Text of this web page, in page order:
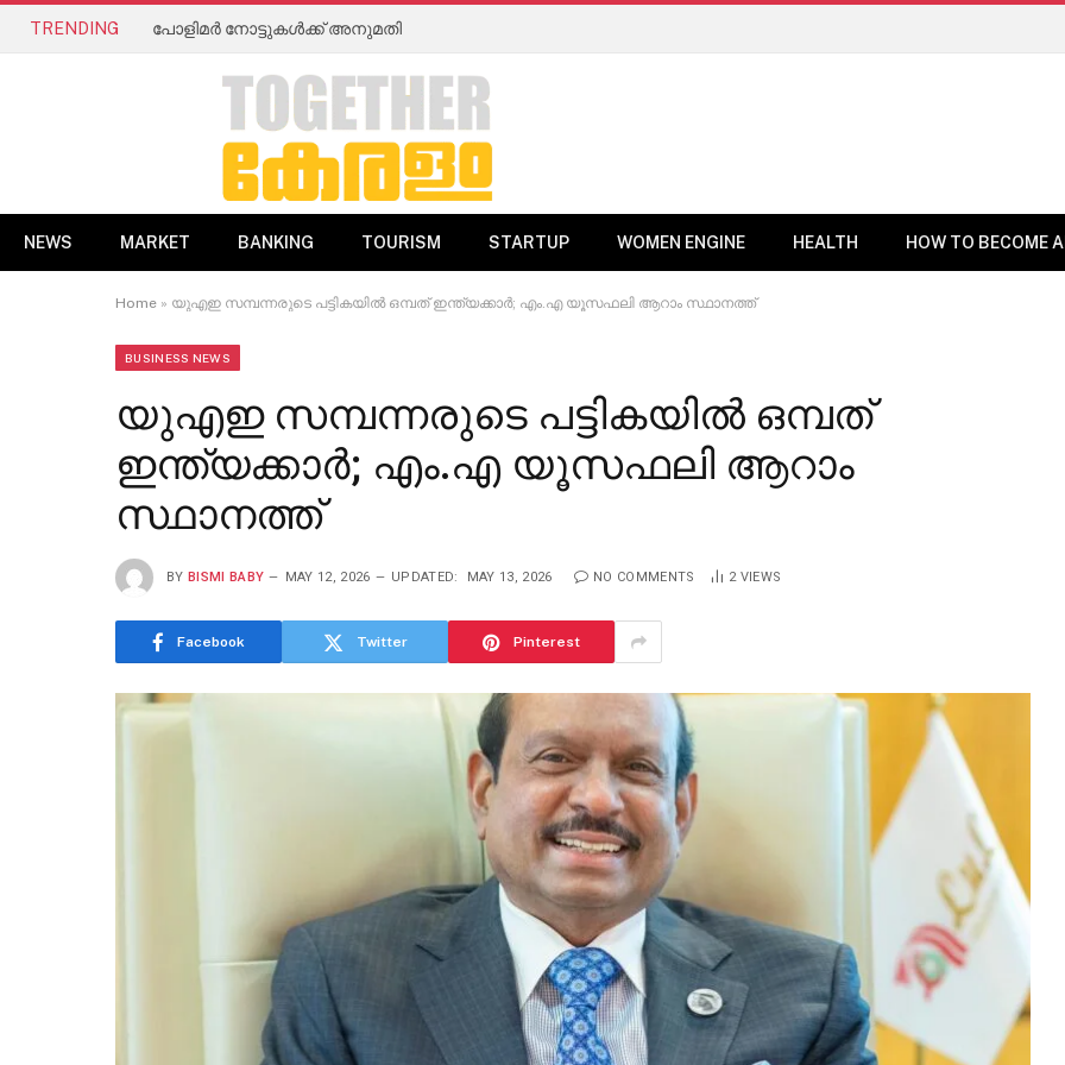
TRENDING പോളിമർ നോട്ടുകൾക്ക് അനുമതി
NEWS MARKET BANKING TOURISM STARTUP WOMEN ENGINE HEALTH HOW TO BECOME
Home » യുഎഇ സമ്പന്നരുടെ പട്ടികയിൽ ഒമ്പത് ഇന്ത്യക്കാര്‍; എം.എ യൂസഫലി ആറാം സ്ഥാനത്ത്
BUSINESS NEWS
യുഎഇ സമ്പന്നരുടെ പട്ടികയിൽ ഒമ്പത്
ഇന്ത്യക്കാര്‍; എം.എ യൂസഫലി ആറാം
സ്ഥാനത്ത്
BY BISMI BABY MAY 12, 2026 UPDATED: MAY 13, 2026 NO COMMENTS 2 VIEWS
Facebook Twitter Pinterest
BISMI BABY JUNE 24, 2026